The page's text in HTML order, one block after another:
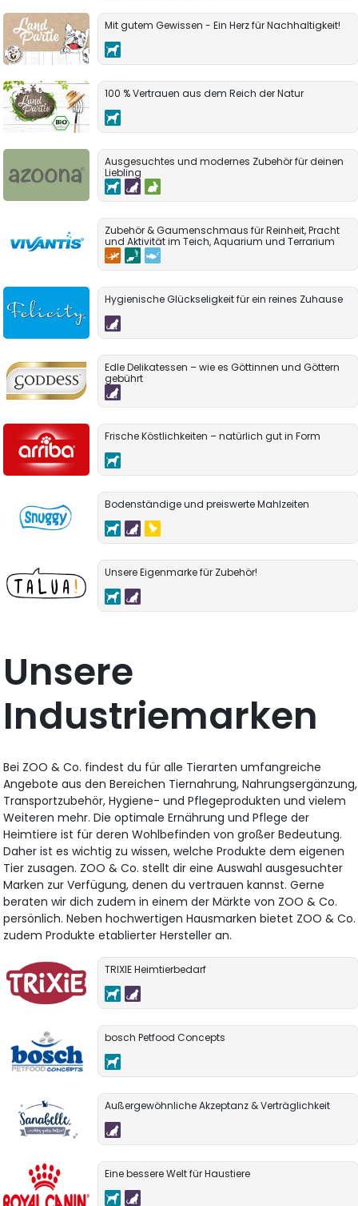
Mit gutem Gewissen - Ein Herz für Nachhaltigkeit!
100 % Vertrauen aus dem Reich der Natur
Ausgesuchtes und modernes Zubehör für deinen
Liebling
Zubehör & Gaumenschmaus für Reinheit, Pracht
und Aktivität im Teich, Aquarium und Terrarium
Hygienische Glückseligkeit für ein reines Zuhause
Edle Delikatessen – wie es Göttinnen und Göttern
gebührt
Frische Köstlichkeiten – natürlich gut in Form
Bodenständige und preiswerte Mahlzeiten
Unsere Eigenmarke für Zubehör!
Unsere
Industriemarken
Bei ZOO & Co. findest du für alle Tierarten umfangreiche
Angebote aus den Bereichen Tiernahrung, Nahrungsergänzung,
Transportzubehör, Hygiene- und Pflegeprodukten und vielem
Weiteren mehr. Die optimale Ernährung und Pflege der
Heimtiere ist für deren Wohlbefinden von großer Bedeutung.
Daher ist es wichtig zu wissen, welche Produkte dem eigenen
Tier zusagen. ZOO & Co. stellt dir eine Auswahl ausgesuchter
Marken zur Verfügung, denen du vertrauen kannst. Gerne
beraten wir dich zudem in einem der Märkte von ZOO & Co.
persönlich. Neben hochwertigen Hausmarken bietet ZOO & Co.
zudem Produkte etablierter Hersteller an.
TRIXIE Heimtierbedarf
bosch Petfood Concepts
Außergewöhnliche Akzeptanz & Verträglichkeit
Eine bessere Welt für Haustiere